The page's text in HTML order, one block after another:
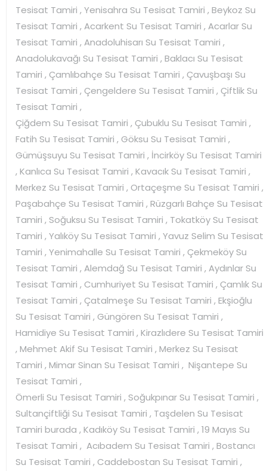
Tesisat Tamiri , Yenisahra Su Tesisat Tamiri , Beykoz Su
Tesisat Tamiri , Acarkent Su Tesisat Tamiri , Acarlar Su
Tesisat Tamiri , Anadoluhisarı Su Tesisat Tamiri ,
Anadolukavağı Su Tesisat Tamiri , Baklacı Su Tesisat
Tamiri , Çamlıbahçe Su Tesisat Tamiri , Çavuşbaşı Su
Tesisat Tamiri , Çengeldere Su Tesisat Tamiri , Çiftlik Su
Tesisat Tamiri ,
Çiğdem Su Tesisat Tamiri , Çubuklu Su Tesisat Tamiri ,
Fatih Su Tesisat Tamiri , Göksu Su Tesisat Tamiri ,
Gümüşsuyu Su Tesisat Tamiri , İncirköy Su Tesisat Tamiri
, Kanlıca Su Tesisat Tamiri , Kavacık Su Tesisat Tamiri ,
Merkez Su Tesisat Tamiri , Ortaçeşme Su Tesisat Tamiri ,
Paşabahçe Su Tesisat Tamiri , Rüzgarlı Bahçe Su Tesisat
Tamiri , Soğuksu Su Tesisat Tamiri , Tokatköy Su Tesisat
Tamiri , Yalıköy Su Tesisat Tamiri , Yavuz Selim Su Tesisat
Tamiri , Yenimahalle Su Tesisat Tamiri , Çekmeköy Su
Tesisat Tamiri , Alemdağ Su Tesisat Tamiri , Aydınlar Su
Tesisat Tamiri , Cumhuriyet Su Tesisat Tamiri , Çamlık Su
Tesisat Tamiri , Çatalmeşe Su Tesisat Tamiri , Ekşioğlu
Su Tesisat Tamiri , Güngören Su Tesisat Tamiri ,
Hamidiye Su Tesisat Tamiri , Kirazlıdere Su Tesisat Tamiri
, Mehmet Akif Su Tesisat Tamiri , Merkez Su Tesisat
Tamiri , Mimar Sinan Su Tesisat Tamiri , Nişantepe Su
Tesisat Tamiri ,
Ömerli Su Tesisat Tamiri , Soğukpınar Su Tesisat Tamiri ,
Sultançiftliği Su Tesisat Tamiri , Taşdelen Su Tesisat
Tamiri burada , Kadıköy Su Tesisat Tamiri , 19 Mayıs Su
Tesisat Tamiri , Acıbadem Su Tesisat Tamiri , Bostancı
Su Tesisat Tamiri , Caddebostan Su Tesisat Tamiri ,